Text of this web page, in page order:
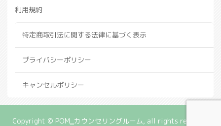
利用規約
特定商取引法に関する法律に基づく表示
プライバシーポリシー
キャンセルポリシー
Copyright © POM‗カウンセリングルーム, all rights reserved